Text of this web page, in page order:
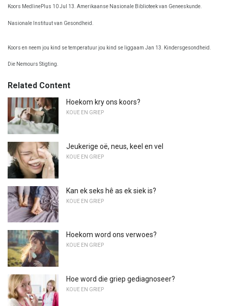
Koors MedlinePlus 10 Jul 13. Amerikaanse Nasionale Biblioteek van Geneeskunde.
Nasionale Instituut van Gesondheid.
Koors en neem jou kind se temperatuur jou kind se liggaam Jan 13. Kindersgesondheid.
Die Nemours Stigting.
Related Content
Hoekom kry ons koors?
KOUE EN GRIEP
Jeukerige oë, neus, keel en vel
KOUE EN GRIEP
Kan ek seks hê as ek siek is?
KOUE EN GRIEP
Hoekom word ons verwoes?
KOUE EN GRIEP
Hoe word die griep gediagnoseer?
KOUE EN GRIEP